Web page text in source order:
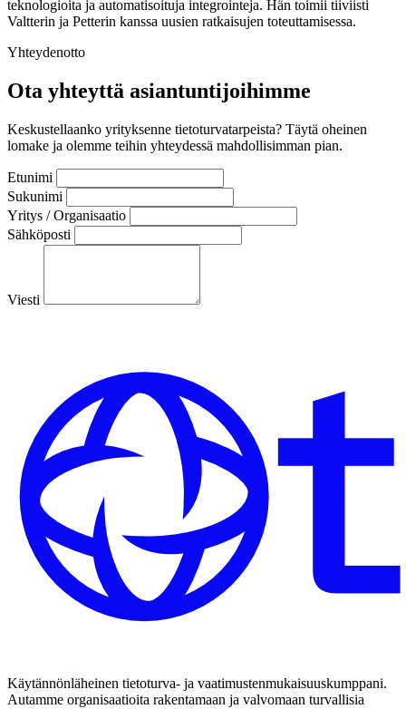
teknologioita ja automatisoituja integrointeja. Hän toimii tiiviisti
Valtterin ja Petterin kanssa uusien ratkaisujen toteuttamisessa.
Yhteydenotto
Ota yhteyttä asiantuntijoihimme
Keskustellaanko yrityksenne tietoturvatarpeista? Täytä oheinen
lomake ja olemme teihin yhteydessä mahdollisimman pian.
Etunimi
Sukunimi
Yritys / Organisaatio
Sähköposti
Viesti
Käytännönläheinen tietoturva- ja vaatimustenmukaisuuskumppani.
Autamme organisaatioita rakentamaan ja valvomaan turvallisia